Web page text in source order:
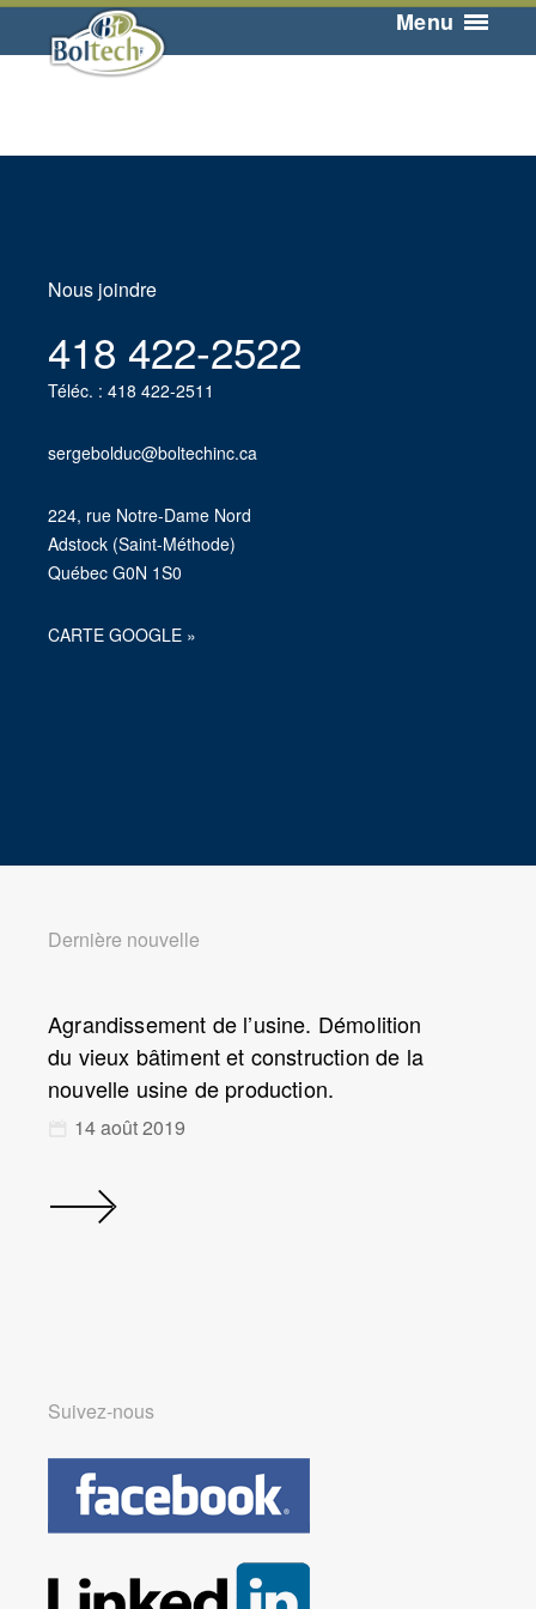
Menu
Nous joindre
418 422-2522
Téléc. : 418 422-2511
sergebolduc@boltechinc.ca
224, rue Notre-Dame Nord
Adstock (Saint-Méthode)
Québec G0N 1S0
CARTE GOOGLE »
Dernière nouvelle
Agrandissement de l’usine. Démolition
du vieux bâtiment et construction de la
nouvelle usine de production.
14 août 2019
Suivez-nous